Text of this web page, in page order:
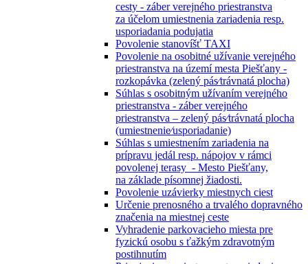
cesty - záber verejného priestranstva
za účelom umiestnenia zariadenia resp.
usporiadania podujatia
Povolenie stanovíšť TAXI
Povolenie na osobitné užívanie verejného
priestranstva na území mesta Piešťany -
rozkopávka (zelený pás⁄trávnatá plocha)
Súhlas s osobitným užívaním verejného
priestranstva - záber verejného
priestranstva – zelený pás⁄trávnatá plocha
(umiestnenie⁄usporiadanie)
Súhlas s umiestnením zariadenia na
prípravu jedál resp. nápojov v rámci
povolenej terasy - Mesto Piešťany,
na základe písomnej žiadosti.
Povolenie uzávierky miestnych ciest
Určenie prenosného a trvalého dopravného
značenia na miestnej ceste
Vyhradenie parkovacieho miesta pre
fyzickú osobu s ťažkým zdravotným
postihnutím